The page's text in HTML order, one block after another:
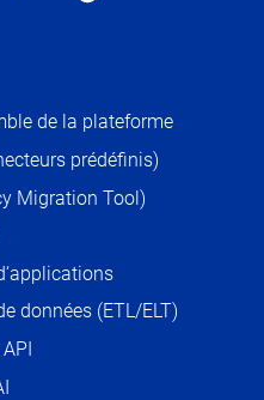
de la plateforme
prédéfinis)
Migration Tool)
données (ETL/ELT)